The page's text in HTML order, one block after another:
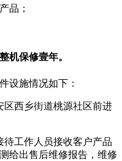
品；
机保修壹年。
设施情况如下：
区西乡街道桃源社区前进
待工作人员接收客户产品
给出售后维修报告，维修